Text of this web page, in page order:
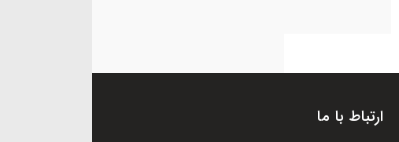
ارتباط با ما